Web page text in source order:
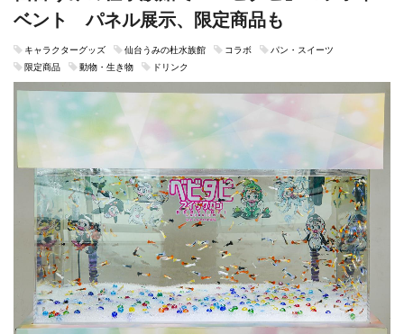
ベント パネル展示、限定商品も
キャラクターグッズ 仙台うみの杜水族館 コラボ
パン・スイーツ
限定商品
動物・生き物 ドリンク